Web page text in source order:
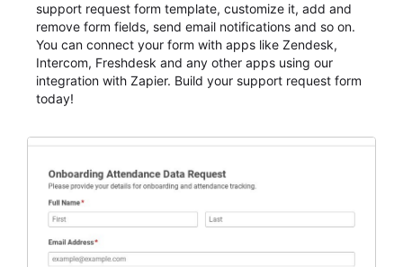
support request form template, customize it, add and
remove form fields, send email notifications and so on.
You can connect your form with apps like Zendesk,
Intercom, Freshdesk and any other apps using our
integration with Zapier. Build your support request form
today!